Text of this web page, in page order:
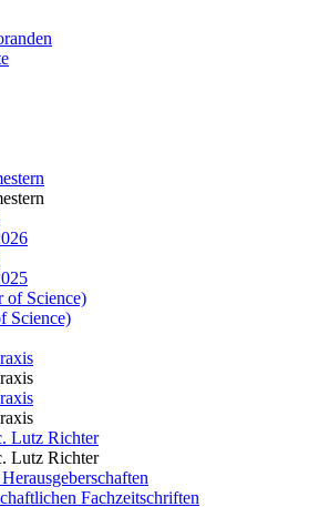
of Science)
Science)
Lutz Richter
Lutz Richter
Fachzeitschriften